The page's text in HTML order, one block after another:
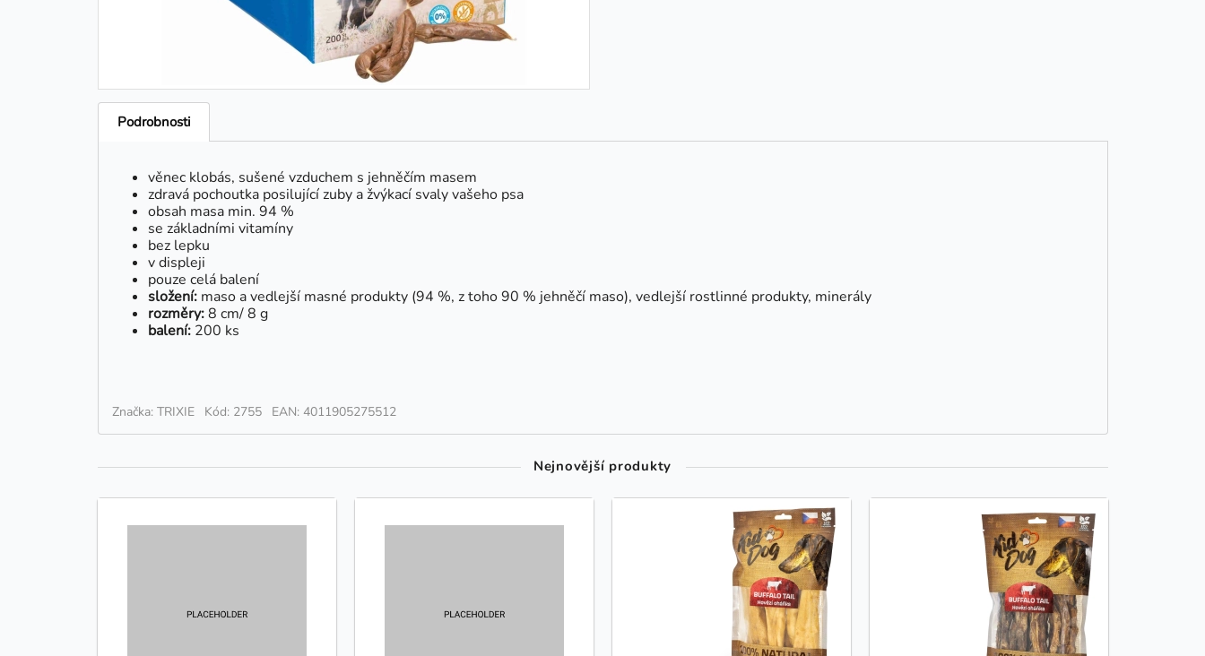
Podrobnosti
věnec klobás, sušené vzduchem s jehněčím masem
zdravá pochoutka posilující zuby a žvýkací svaly vašeho psa
obsah masa min. 94 %
se základními vitamíny
bez lepku
v displeji
pouze celá balení
složení:maso a vedlejší masné produkty (94 %, z toho 90 % jehněčí maso), vedlejší rostlinné produkty, minerály
rozměry:8 cm/ 8 g
balení:200 ks
Značka: TRIXIE Kód: 2755 EAN: 4011905275512
Nejnovější produkty